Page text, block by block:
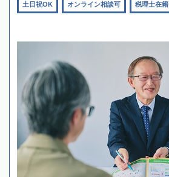
土日祝OK オンライン相談可 税理士在籍